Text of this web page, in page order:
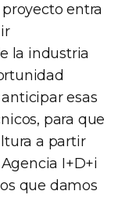
entra
la industria
esas
para que
a partir
I+D+i
que damos